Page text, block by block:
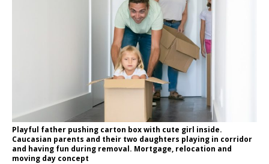
Playful father pushing carton box with cute girl inside.
Caucasian parents and their two daughters playing in corridor
and having fun during removal. Mortgage, relocation and
moving day concept